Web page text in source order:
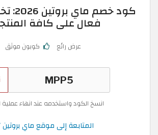
فعال على كافة
عرض رائع كوبون موثق
انسخ الكود واستخدمه عند انهاء عملية
المتابعة إلى موقع ماي بروتين